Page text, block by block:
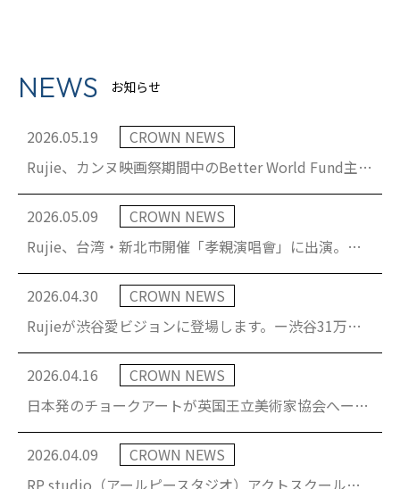
NEWS お知らせ
2026.05.19
CROWN NEWS
Rujie、カンヌ映画祭期間中のBetter World Fund主催チャリティー・ガラで歌唱
2026.05.09
CROWN NEWS
Rujie、台湾・新北市開催「孝親演唱會」に出演。日台交流をきっかけに実現したステージで歌唱を披露
2026.04.30
CROWN NEWS
Rujieが渋谷愛ビジョンに登場します。ー渋谷31万人導線へ、“Borderless Music”を放つ─
2026.04.16
CROWN NEWS
日本発のチョークアートが英国王立美術家協会へー日本人アーティストayumu、約200年の歴史を持つRBA名誉会員に選出
2026.04.09
CROWN NEWS
RP studio（アールピースタジオ）アクトスクール｜4/29開催「ボーダーレス・ワークショップ〜英語で演技して、あなたの芝居を次のステージへ〜」